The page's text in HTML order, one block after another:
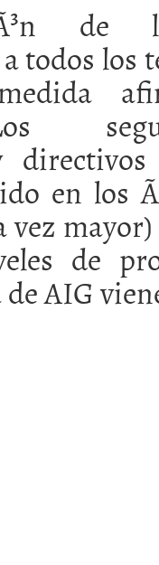
la obligación que
demasiado tarde 20/07/
Deben Saber los
proceso tradicional:
mÃ©dica cuando
de
todos los
en los
de
AIG